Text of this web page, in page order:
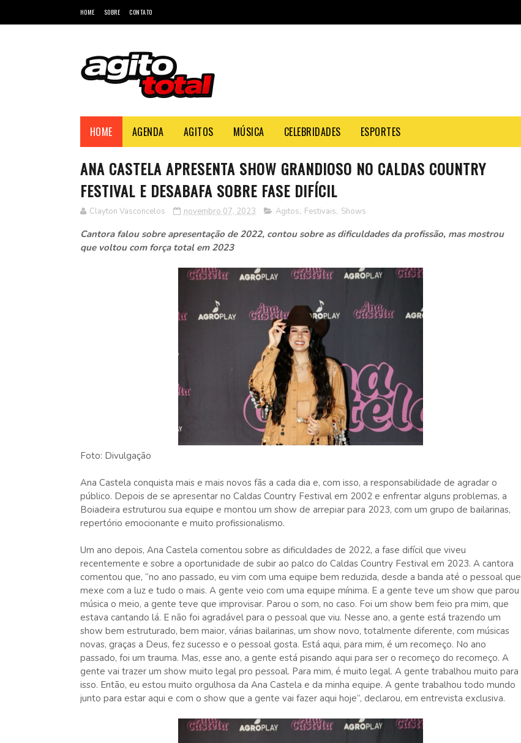
HOME SOBRE CONTATO
HOME AGENDA AGITOS MÚSICA CELEBRIDADES ESPORTES
ANA CASTELA APRESENTA SHOW GRANDIOSO NO CALDAS COUNTRY
FESTIVAL E DESABAFA SOBRE FASE DIFÍCIL
Clayton Vasconcelos novembro 07, 2023 Agitos, Festivais, Shows
Cantora falou sobre apresentação de 2022, contou sobre as dificuldades da profissão, mas mostrou
que voltou com força total em 2023
Foto: Divulgação
Ana Castela conquista mais e mais novos fãs a cada dia e, com isso, a responsabilidade de agradar o
público. Depois de se apresentar no Caldas Country Festival em 2002 e enfrentar alguns problemas, a
Boiadeira estruturou sua equipe e montou um show de arrepiar para 2023, com um grupo de bailarinas,
repertório emocionante e muito profissionalismo.
Um ano depois, Ana Castela comentou sobre as dificuldades de 2022, a fase difícil que viveu
recentemente e sobre a oportunidade de subir ao palco do Caldas Country Festival em 2023. A cantora
comentou que, “no ano passado, eu vim com uma equipe bem reduzida, desde a banda até o pessoal que
mexe com a luz e tudo o mais. A gente veio com uma equipe mínima. E a gente teve um show que parou
música o meio, a gente teve que improvisar. Parou o som, no caso. Foi um show bem feio pra mim, que
estava cantando lá. E não foi agradável para o pessoal que viu. Nesse ano, a gente está trazendo um
show bem estruturado, bem maior, várias bailarinas, um show novo, totalmente diferente, com músicas
novas, graças a Deus, fez sucesso e o pessoal gosta. Está aqui, para mim, é um recomeço. No ano
passado, foi um trauma. Mas, esse ano, a gente está pisando aqui para ser o recomeço do recomeço. A
gente vai trazer um show muito legal pro pessoal. Para mim, é muito legal. A gente trabalhou muito para
isso. Então, eu estou muito orgulhosa da Ana Castela e da minha equipe. A gente trabalhou todo mundo
junto para estar aqui e com o show que a gente vai fazer aqui hoje”, declarou, em entrevista exclusiva.